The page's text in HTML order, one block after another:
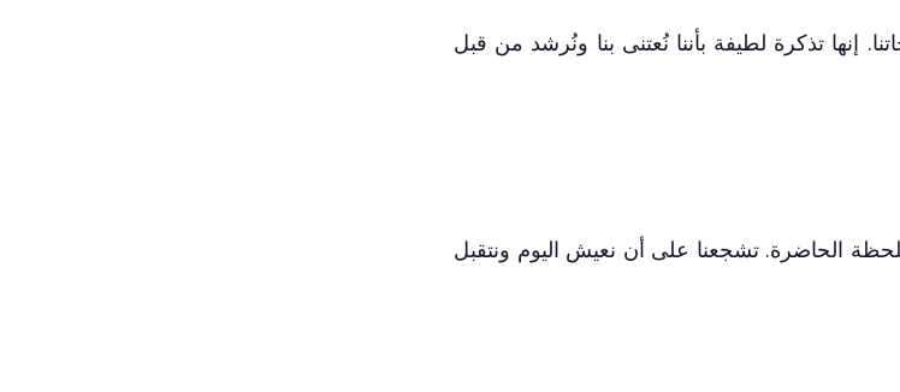
إنها تذكرة لطيفة بأننا نُعتنى بنا ونُرشد من قبل
الحاضرة. تشجعنا على أن نعيش اليوم ونتقبل